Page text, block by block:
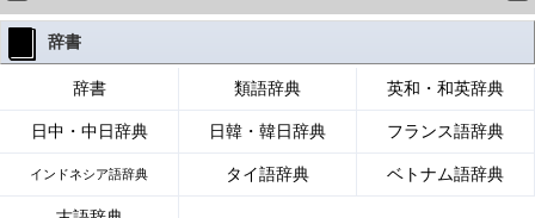
辞書
辞書 類語辞典 英和・和英辞典
日中・中日辞典 日韓・韓日辞典 フランス語辞典
インドネシア語辞典 タイ語辞典 ベトナム語辞典